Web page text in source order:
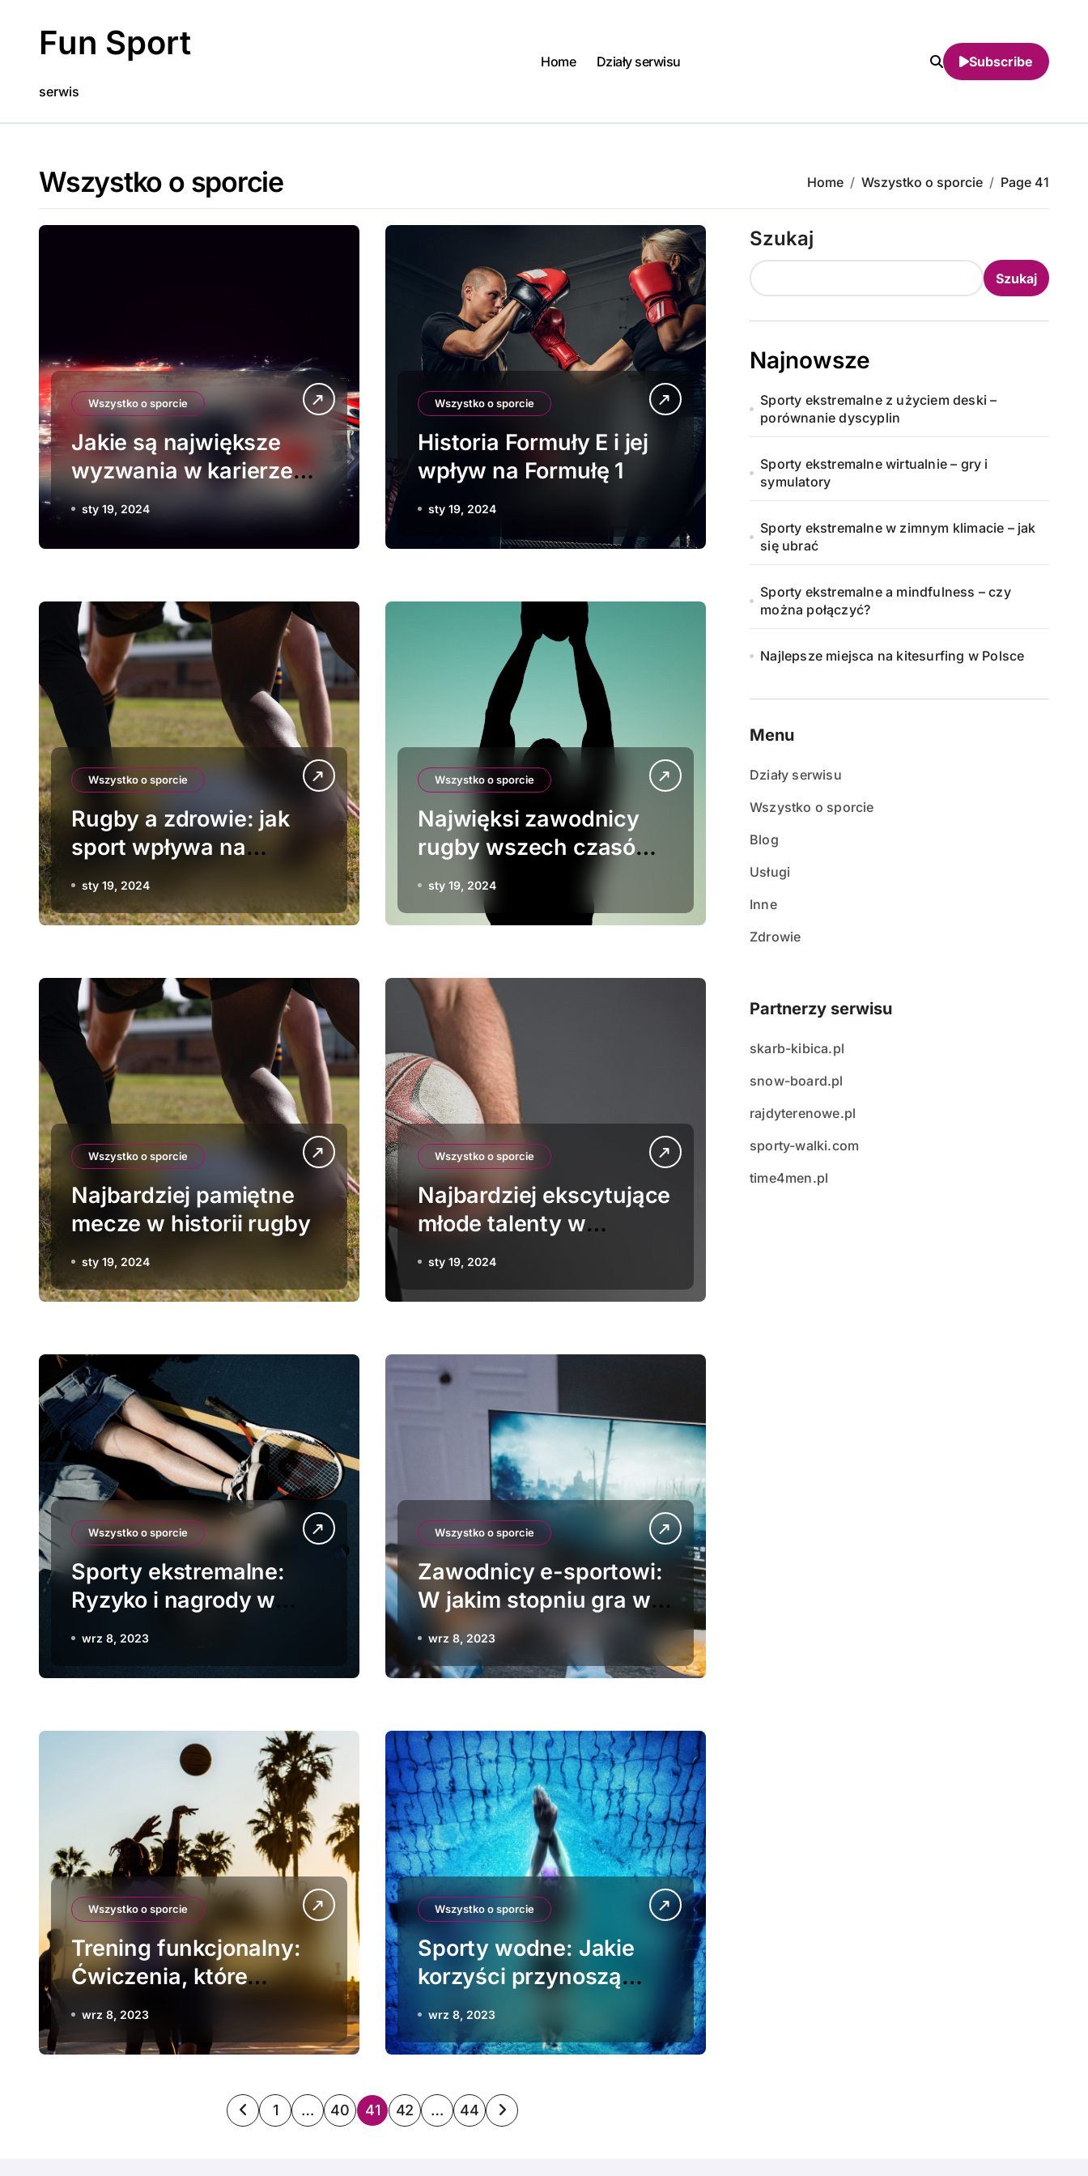
contentFun Sport
serwis
Home Działy serwisu Subscribe
Wszystko o sporcie Home Wszystko o sporcie Page 41
Wszystko o sporcie
Jakie są największe
wyzwania w karierze
kierowcy Formuły 1?
sty 19, 2024
Wszystko o sporcie
Historia Formuły E i jej
wpływ na Formułę 1
sty 19, 2024
Wszystko o sporcie
Rugby a zdrowie: jak
sport wpływa na
organizm?
sty 19, 2024
Wszystko o sporcie
Najwięksi zawodnicy
rugby wszech czasów:
biografie legend
sty 19, 2024
Wszystko o sporcie
Najbardziej pamiętne
mecze w historii rugby
sty 19, 2024
Wszystko o sporcie
Najbardziej ekscytujące
młode talenty w
lekkoatletyce
sty 19, 2024
Wszystko o sporcie
Sporty ekstremalne:
Ryzyko i nagrody w
świecie aktywności na
wrz 8, 2023
Wszystko o sporcie
Zawodnicy e-sportowi:
W jakim stopniu gra w
gry komputerowe jest
sportem?
wrz 8, 2023
Wszystko o sporcie
Trening funkcjonalny:
Ćwiczenia, które
poprawią codzienną
sprawność i wydolność
wrz 8, 2023
Wszystko o sporcie
Sporty wodne: Jakie
korzyści przynoszą
pływanie, surfowanie i
kajakarstwo?
wrz 8, 2023
S
1 … 40 41 42 … 44
Szukaj
Szukaj
Najnowsze
Sporty ekstremalne z użyciem deski –
porównanie dyscyplin
Sporty ekstremalne wirtualnie – gry i
symulatory
Sporty ekstremalne w zimnym klimacie – jak
się ubrać
Sporty ekstremalne a mindfulness – czy
można połączyć?
Najlepsze miejsca na kitesurfing w Polsce
Menu
Działy serwisu
Wszystko o sporcie
Blog
Usługi
Inne
Zdrowie
Partnerzy serwisu
skarb-kibica.pl
snow-board.pl
rajdyterenowe.pl
sporty-walki.com
time4men.pl